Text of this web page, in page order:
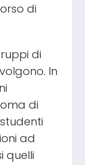
di
di
In
di
ad
quelli